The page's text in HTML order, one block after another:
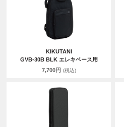
KIKUTANI
GVB-30B BLK エレキベース用
7,700円 (税込)